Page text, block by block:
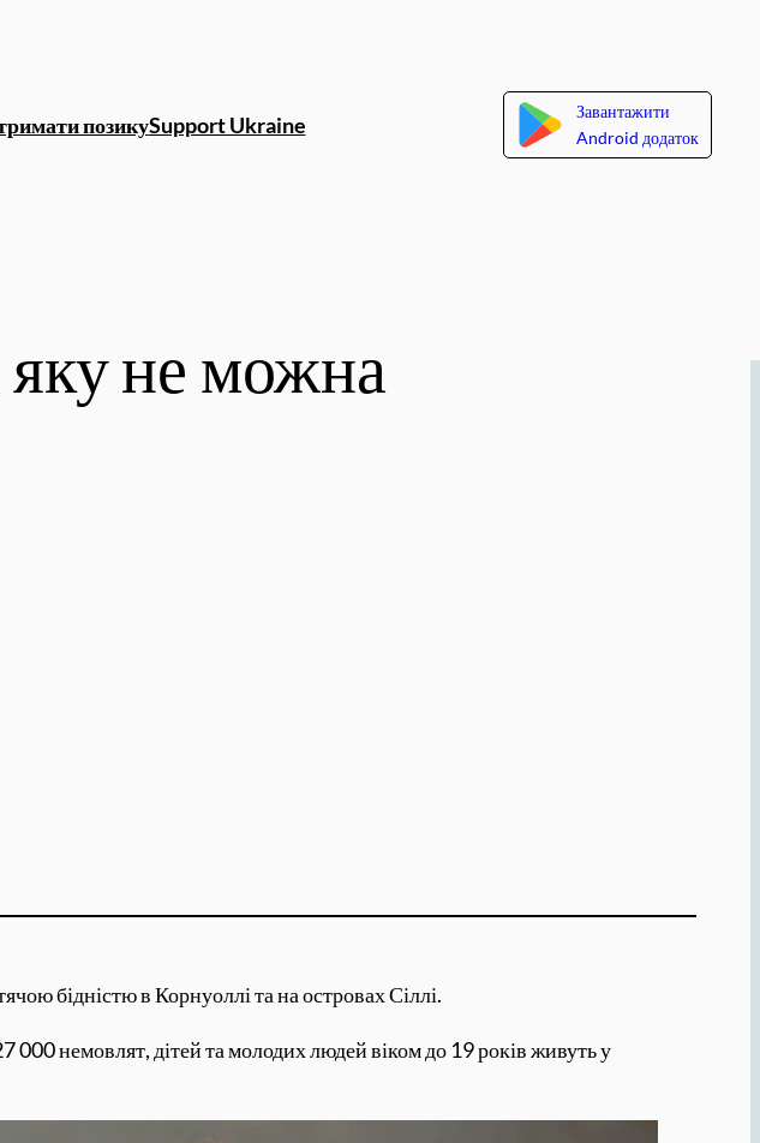
позикуSupport Ukraine
Завантажити
Android додаток
яку не можна
бідністю в Корнуоллі та на островах Сіллі.
000 немовлят, дітей та молодих людей віком до 19 років живуть у